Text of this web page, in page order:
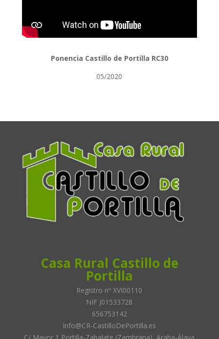
Ponencia Castillo de Portilla RC30
05/2020
Casa Rural Castillo de
Portilla
Registro nº XVI00110
NIF J01533728
656753142
Info@CR-CastilloDePortilla.es